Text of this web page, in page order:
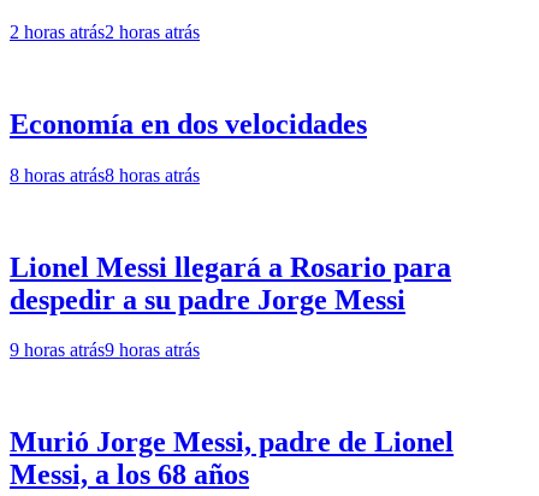
2 horas atrás2 horas atrás
Economía en dos velocidades
8 horas atrás8 horas atrás
Lionel Messi llegará a Rosario para
despedir a su padre Jorge Messi
9 horas atrás9 horas atrás
Murió Jorge Messi, padre de Lionel
Messi, a los 68 años